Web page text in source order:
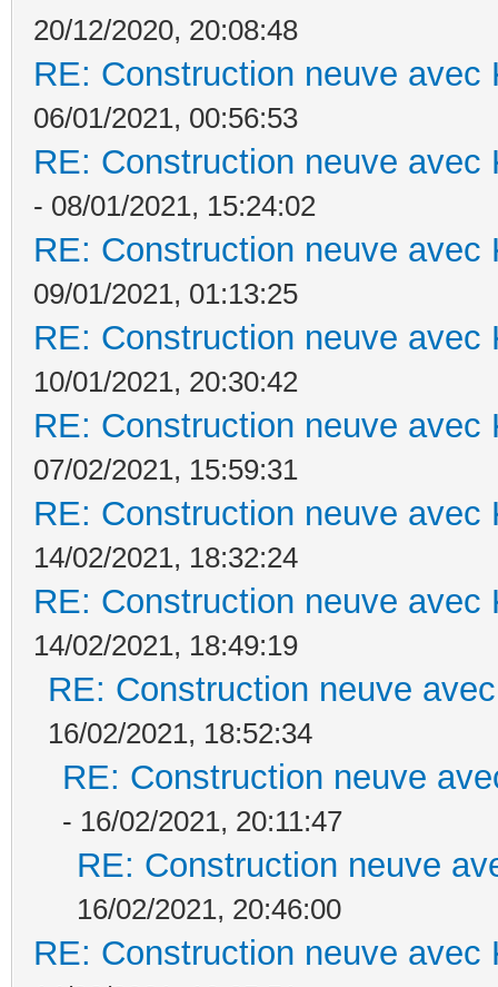
20/12/2020, 20:08:48
RE: Construction neuve avec
06/01/2021, 00:56:53
RE: Construction neuve avec
- 08/01/2021, 15:24:02
RE: Construction neuve avec
09/01/2021, 01:13:25
RE: Construction neuve avec
10/01/2021, 20:30:42
RE: Construction neuve avec
07/02/2021, 15:59:31
RE: Construction neuve avec
14/02/2021, 18:32:24
RE: Construction neuve avec
14/02/2021, 18:49:19
RE: Construction neuve
16/02/2021, 18:52:34
RE: Construction neuve
- 16/02/2021, 20:11:47
RE: Construction neuve
16/02/2021, 20:46:00
RE: Construction neuve avec